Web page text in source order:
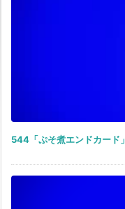
544「ぷそ煮エンドカード」